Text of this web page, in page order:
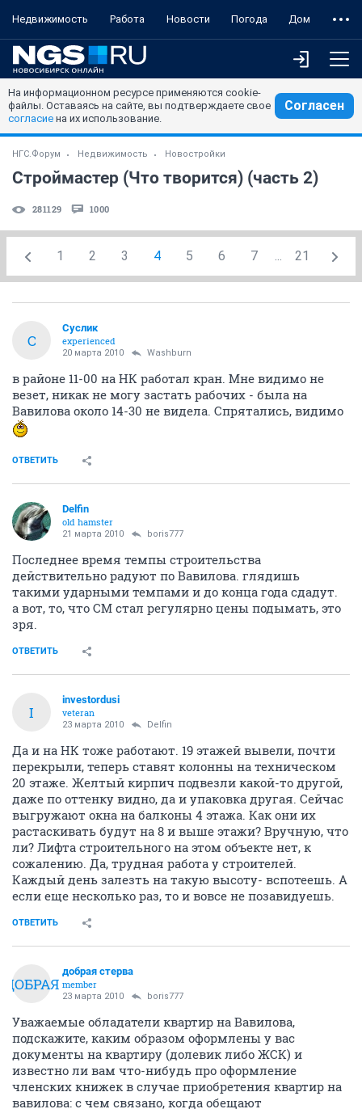
Недвижимость Работа Новости Погода Дом
На информационном ресурсе применяются cookie-
файлы. Оставаясь на сайте, вы подтверждаете свое
согласие на их использование.
Согласен
НГС.Форум Недвижимость Новостройки
Строймастер (Что творится) (часть 2)
281129 1000
1 2 3 4 5 6 7 ... 21
С
Суслик
experienced
20 марта 2010 Washburn
в районе 11-00 на НК работал кран. Мне видимо не
везет, никак не могу застать рабочих - была на
Вавилова около 14-30 не видела. Спрятались, видимо
ОТВЕТИТЬ
Delfin
old hamster
21 марта 2010 boris777
Последнее время темпы строительства
действительно радуют по Вавилова. глядишь
такими ударными темпами и до конца года сдадут.
а вот, то, что СМ стал регулярно цены подымать, это
зря.
ОТВЕТИТЬ
I
investordusi
veteran
23 марта 2010 Delfin
Да и на НК тоже работают. 19 этажей вывели, почти
перекрыли, теперь ставят колонны на техническом
20 этаже. Желтый кирпич подвезли какой-то другой,
даже по оттенку видно, да и упаковка другая. Сейчас
выгружают окна на балконы 4 этажа. Как они их
растаскивать будут на 8 и выше этажи? Вручную, что
ли? Лифта строительного на этом объекте нет, к
сожалению. Да, трудная работа у строителей.
Каждый день залезть на такую высоту- вспотеешь. А
если еще несколько раз, то и вовсе не позавидуешь.
ОТВЕТИТЬ
ДОБРАЯ
добрая стерва
member
23 марта 2010 boris777
Уважаемые обладатели квартир на Вавилова,
подскажите, каким образом оформлены у вас
документы на квартиру (долевик либо ЖСК) и
известно ли вам что-нибудь про оформление
членских книжек в случае приобретения квартир на
вавилова: с чем связано, когда обещают